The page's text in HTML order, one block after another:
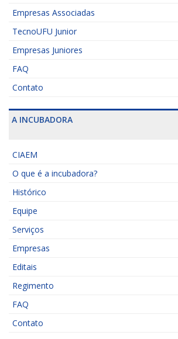
Empresas Associadas
TecnoUFU Junior
Empresas Juniores
FAQ
Contato
A INCUBADORA
CIAEM
O que é a incubadora?
Histórico
Equipe
Serviços
Empresas
Editais
Regimento
FAQ
Contato